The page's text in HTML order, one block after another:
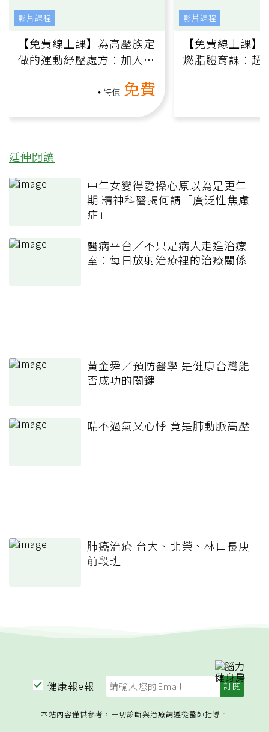
【免費線上課】為高壓族定
做的運動紓壓處方：加入行
特價 免費
影片課程
【免費線上課
燃脂體育課：超
影片課程
延伸閱讀
中年女變得愛操心原以為是更年
期 精神科醫揭何謂「廣泛性焦慮
症」
醫病平台／不只是病人走進治療
室：每日放射治療裡的治療關係
黃金舜／預防醫學 是健康台灣能
否成功的關鍵
喘不過氣又心悸 竟是肺動脈高壓
肺癌治療 台大、北榮、林口長庚
前段班
健康報e報
本站內容僅供參考，一切診斷與治療請遵從醫師指導。